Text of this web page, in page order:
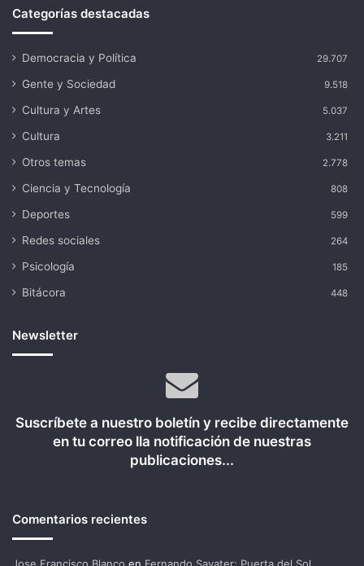
Categorías destacadas
Democracia y Política 29.707
Gente y Sociedad 9.518
Cultura y Artes 5.037
Cultura 3.211
Otros temas 2.778
Ciencia y Tecnología 808
Deportes 599
Redes sociales 264
Psicología 185
Bitácora 448
Newsletter
Suscríbete a nuestro boletín y recibe directamente
en tu correo lla notificación de nuestras
publicaciones...
Comentarios recientes